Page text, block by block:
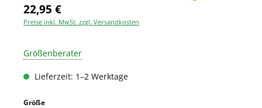
22,95 €
Preise inkl. MwSt. zzgl. Versandkosten
Größenberater
Lieferzeit: 1–2 Werktage
Größeauswählen